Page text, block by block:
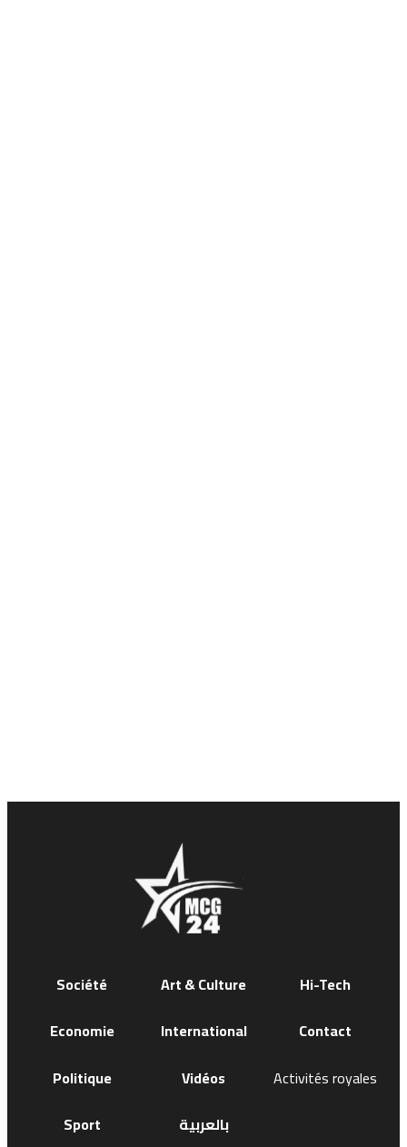
Société
Economie
Politique
Sport
Art & Culture
International
Vidéos
بالعربية
Hi-Tech
Contact
Activités royales